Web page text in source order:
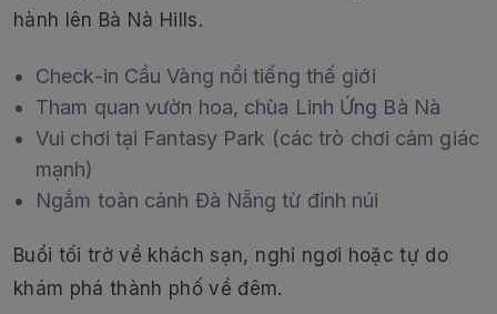
hành lên Bà Nà Hills.
Check-in Cầu Vàng nổi tiếng thế giới
Tham quan vườn hoa, chùa Linh Ứng Bà Nà
Vui chơi tại Fantasy Park (các trò chơi cảm giác
mạnh)
Ngắm toàn cảnh Đà Nẵng từ đỉnh núi
Buổi tối trở về khách sạn, nghỉ ngơi hoặc tự do
khám phá thành phố về đêm.